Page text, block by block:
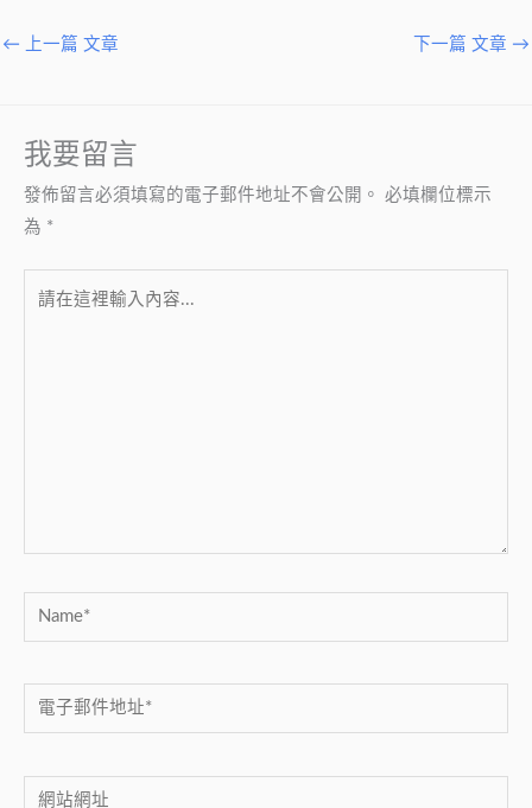
← 上一篇 文章 下一篇 文章 →
我要留言
發佈留言必須填寫的電子郵件地址不會公開。 必填欄位標示
為 *
Name*
電
子
件
網